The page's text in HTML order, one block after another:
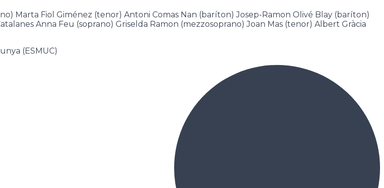
Marta Fiol Giménez (tenor) Antoni Comas Nan (baríton) Josep-Ramon Olivé Blay (baríton)
Anna Feu (soprano) Griselda Ramon (mezzosoprano) Joan Mas (tenor) Albert Gràcia
(ESMUC)